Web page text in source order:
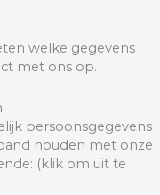
welke gegevens
met ons op.
persoonsgegevens
houden met onze
(klik om uit te